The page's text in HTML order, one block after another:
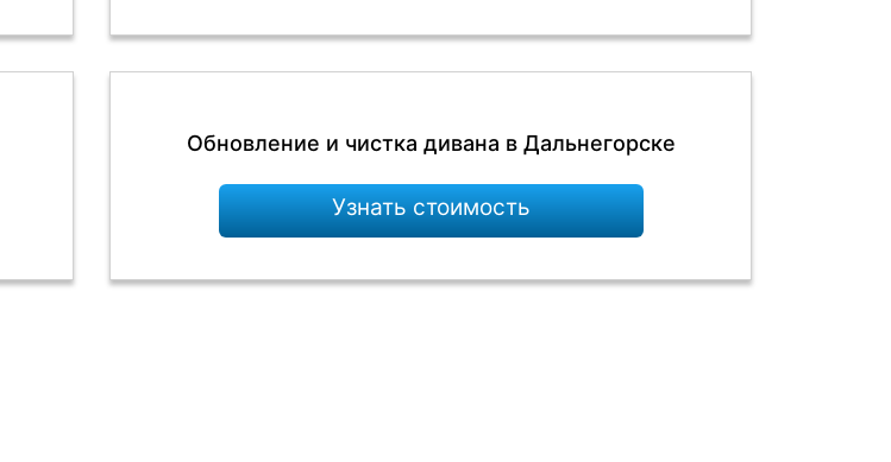
Обновление и чистка дивана в Дальнегорске
Узнать стоимость